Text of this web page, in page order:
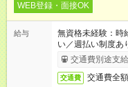
WEB登録・面接OK
給与
無資格未経験：
い／週払い制度あ
完了次第のお支払
交通費別途支
交通費 交通費全